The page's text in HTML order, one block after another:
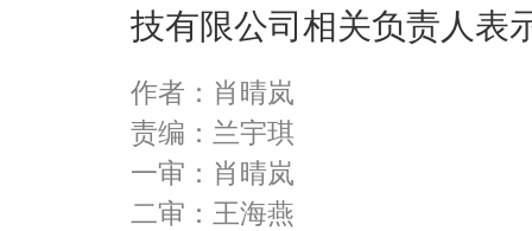
技有限公司相关负责人表
作者：肖晴岚
责编：兰宇琪
一审：肖晴岚
二审：王海燕